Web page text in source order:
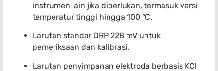
instrumen lain jika diperlukan, termasuk versi
temperatur tinggi hingga 100 °C.
Larutan standar ORP 228 mV untuk
pemeriksaan dan kalibrasi.
Larutan penyimpanan elektroda berbasis KCl